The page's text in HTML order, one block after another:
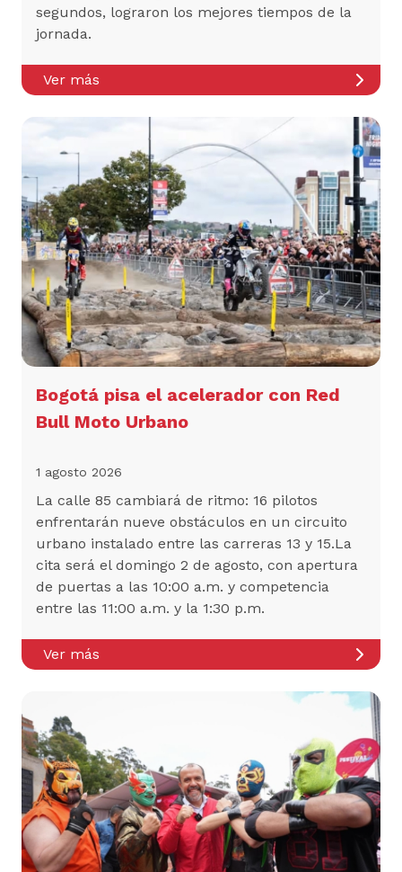
segundos, lograron los mejores tiempos de la
jornada.
Ver más
Bogotá pisa el acelerador con Red
Bull Moto Urbano
1 agosto 2026
La calle 85 cambiará de ritmo: 16 pilotos
enfrentarán nueve obstáculos en un circuito
urbano instalado entre las carreras 13 y 15.La
cita será el domingo 2 de agosto, con apertura
de puertas a las 10:00 a.m. y competencia
entre las 11:00 a.m. y la 1:30 p.m.
Ver más